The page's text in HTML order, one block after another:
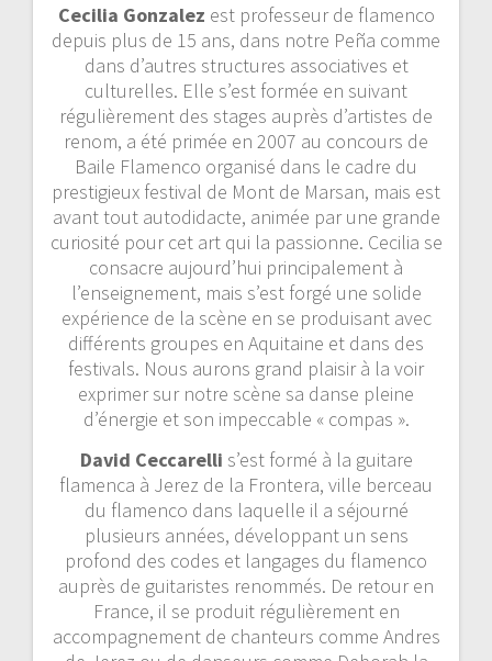
Cecilia Gonzalez est professeur de flamenco
depuis plus de 15 ans, dans notre Peña comme
dans d’autres structures associatives et
culturelles. Elle s’est formée en suivant
régulièrement des stages auprès d’artistes de
renom, a été primée en 2007 au concours de
Baile Flamenco organisé dans le cadre du
prestigieux festival de Mont de Marsan, mais est
avant tout autodidacte, animée par une grande
curiosité pour cet art qui la passionne. Cecilia se
consacre aujourd’hui principalement à
l’enseignement, mais s’est forgé une solide
expérience de la scène en se produisant avec
différents groupes en Aquitaine et dans des
festivals. Nous aurons grand plaisir à la voir
exprimer sur notre scène sa danse pleine
d’énergie et son impeccable « compas ».
David Ceccarelli s’est formé à la guitare
flamenca à Jerez de la Frontera, ville berceau
du flamenco dans laquelle il a séjourné
plusieurs années, développant un sens
profond des codes et langages du flamenco
auprès de guitaristes renommés. De retour en
France, il se produit régulièrement en
accompagnement de chanteurs comme Andres